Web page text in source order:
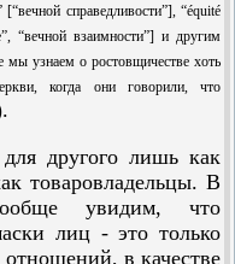
справедливости”], “équité
“вечной взаимности”] и другим
мы узнаем о ростовщичестве хоть
когда они говорили, что
другого лишь как
товаровладельцы. В
увидим, что
лиц - это только
в качестве